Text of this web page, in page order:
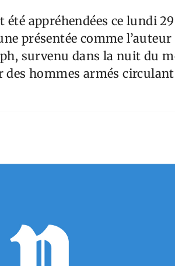
appréhendées ce lundi
présentée comme
survenu dans la nuit du
hommes armés